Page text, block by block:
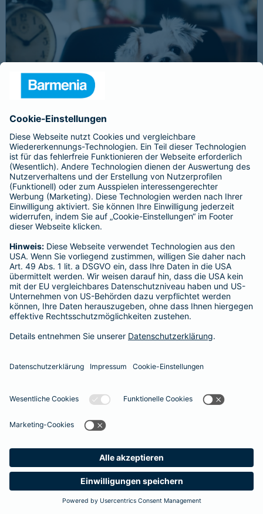
Suche Produkte
Barmenia
Schnelle Notfallversorgung bei Ernstfällen
gewährleisten
Der Dackel Balu macht für Leckerlies alles. Beim Gassigehen
frisst er leider eine mit Rasierklingen gespickte Wurst. Die
Notfalls nimmt der Tierarzt den 4-fachen GOT-Satz und Balus
Besitzer muss eine vierstellige Rechnung begleichen. Der
Basis-Schutz der Barmenia erstattet dieNotfallversorgung
im tierärztlichen Notdienstkomplett - ohne eine Begrenzung
der Jahreshöchstleistung für Operationen.